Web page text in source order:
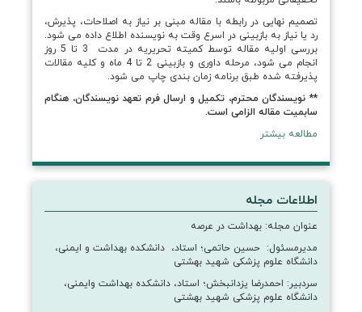
تصمیم نهایی در رابطه با مقاله مبنی بر نیاز به اصلاحات، پذیرش،
رد یا نیاز به بازبینی در اسرع وقت به نویسنده اطلاع داده می شود.
بررسی اولیه مقاله توسط کمیته تحریریه در مدت 3 تا 5 روز
انجام می شود، مرحله داوری و بازبینی 2 تا 4 ماه و کلیه مقالات
پذیرفته شده طبق برنامه زمان بندی چاپ می شود.
** نویسندگان محترم، تکمیل و ارسال فرم تعهد نویسندگان، هنگام
سابمیت مقاله الزامی است.
مطالعه بیشتر
اطلاعات مجله
عنوان مجله: بهداشت در عرصه
مدیرمسئول: حسین حاتمی؛ استاد، دانشکده بهداشت و ایمنی،
دانشگاه علوم پزشکی شهید بهشتی
سردبیر: احمدرضا یزدانبخش؛ استاد، دانشکده بهداشت وایمنی،
دانشگاه علوم پزشکی شهید بهشتی